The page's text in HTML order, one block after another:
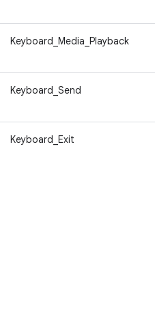
Keyboard_Media_Playback
Keyboard_Send
Keyboard_Exit